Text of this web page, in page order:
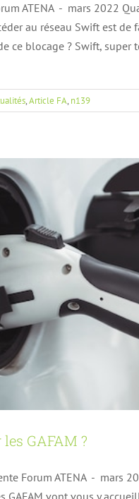
ATENA - mars 2022
au réseau Swift est
ce blocage ? Swift,
,Article FA, n139
Ma voiture va rouler
GAFAM ?
Forum ATENA - mars
vont vous y